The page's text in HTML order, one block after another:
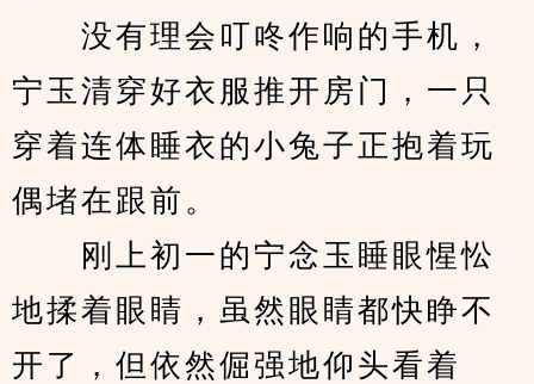
没有理会叮咚作响的手机，
宁玉清穿好衣服推开房门，一只
穿着连体睡衣的小兔子正抱着玩
偶堵在跟前。
刚上初一的宁念玉睡眼惺忪
地揉着眼睛，虽然眼睛都快睁不
开了，但依然倔强地仰头看着